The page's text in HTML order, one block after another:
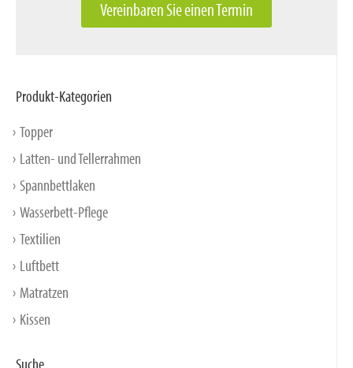
Produkt-Kategorien
Topper
Latten- und Tellerrahmen
Spannbettlaken
Wasserbett-Pflege
Textilien
Luftbett
Matratzen
Kissen
Suche
Vereinbaren Sie einen Termin